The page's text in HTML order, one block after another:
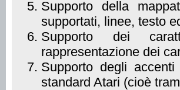
Supporto della
supportati, linee, testo
Supporto dei
rappresentazione dei
Supporto degli
standard Atari (cioè